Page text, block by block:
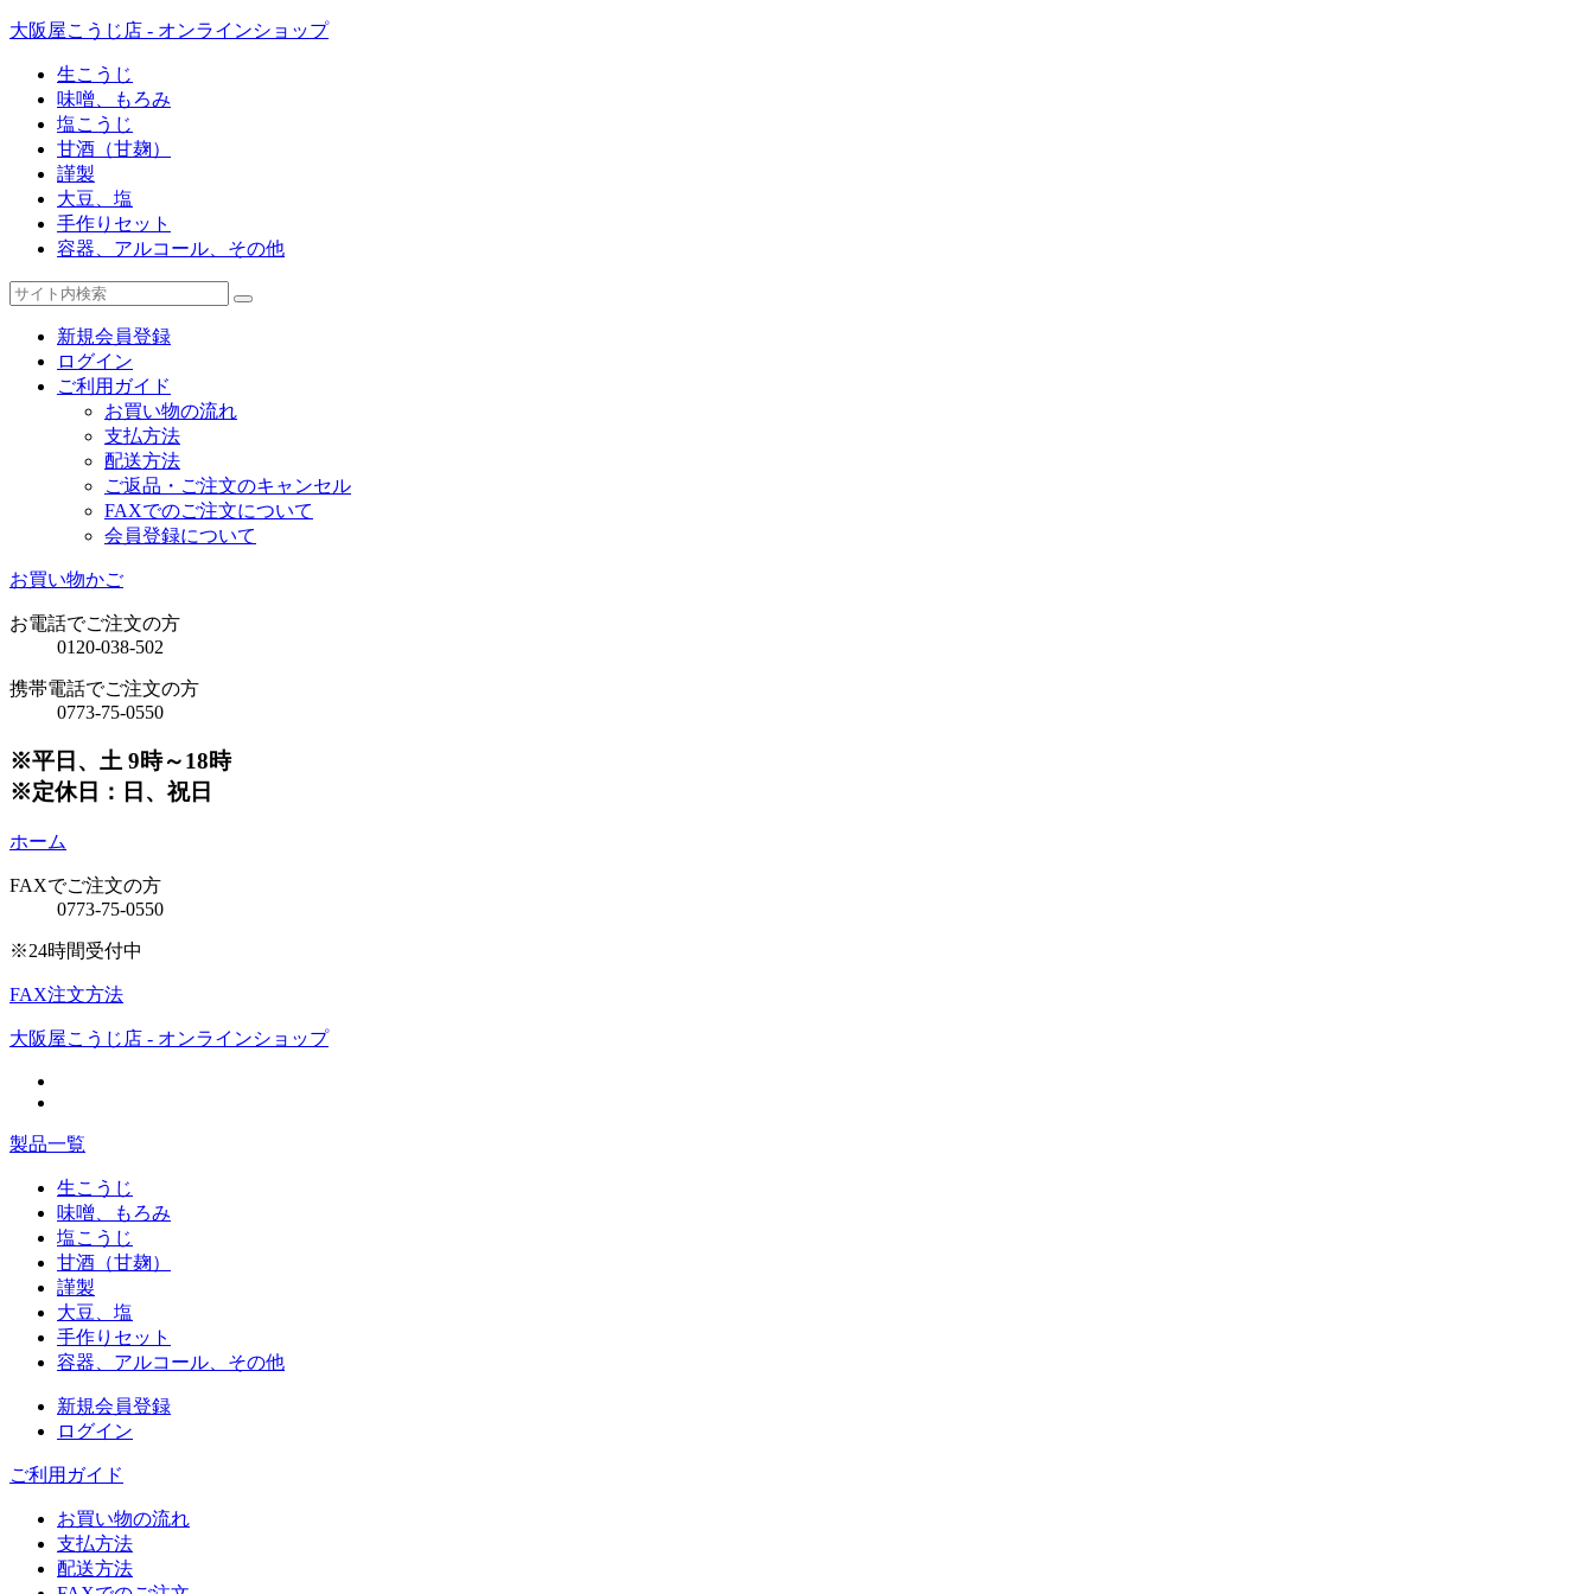
大阪屋こうじ店 - オンラインショップ
生こうじ
味噌、もろみ
塩こうじ
甘酒（甘麹）
謹製
大豆、塩
手作りセット
容器、アルコール、その他
新規会員登録
ログイン
ご利用ガイド
お買い物の流れ
支払方法
配送方法
ご返品・ご注文のキャンセル
FAXでのご注文について
会員登録について
お買い物かご
お電話でご注文の方
0120-038-502
携帯電話でご注文の方
0773-75-0550
※平日、土 9時～18時
※定休日：日、祝日
ホーム
FAXでご注文の方
0773-75-0550
※24時間受付中
FAX注文方法
大阪屋こうじ店 - オンラインショップ
製品一覧
生こうじ
味噌、もろみ
塩こうじ
甘酒（甘麹）
謹製
大豆、塩
手作りセット
容器、アルコール、その他
新規会員登録
ログイン
ご利用ガイド
お買い物の流れ
支払方法
配送方法